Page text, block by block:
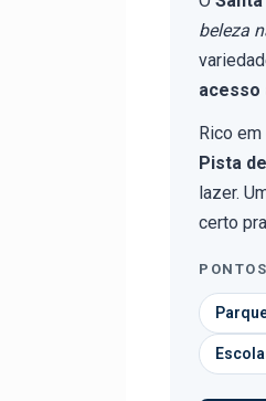
beleza
acesso
Rico
Pista
lazer.
certo